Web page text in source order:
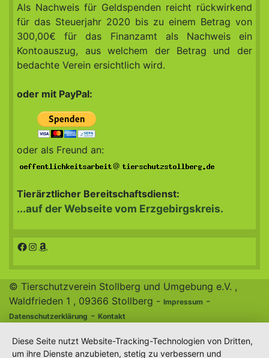
Als Nachweis für Geldspenden reicht rückwirkend
für das Steuerjahr 2020 bis zu einem Betrag von
300,00€ für das Finanzamt als Nachweis ein
Kontoauszug, aus welchem der Betrag und der
bedachte Verein ersichtlich wird.
oder mit PayPal:
oder als Freund an:
@
Tierärztlicher Bereitschaftsdienst:
...auf der Webseite vom Erzgebirgskreis.
Facebook
Instagram
Amazon
© Tierschutzverein Stollberg und Umgebung e.V. ,
Waldfrieden 1 , 09366 Stollberg - Impressum -
Datenschutzerklärung - Kontakt
Diese Seite nutzt Website-Tracking-Technologien von Dritten,
um ihre Dienste anzubieten, stetig zu verbessern und